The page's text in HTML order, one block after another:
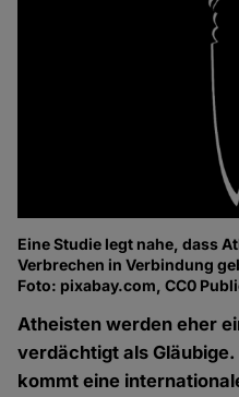
Eine Studie legt nahe, dass
Verbrechen in Verbindung
Foto: pixabay.com, CC0
Atheisten werden eher
verdächtigt als
kommt eine